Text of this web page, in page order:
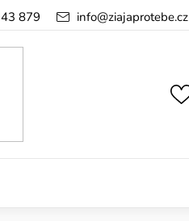
info@ziajaprotebe.cz
879